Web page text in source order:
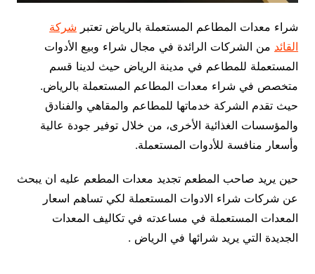
شراء معدات المطاعم المستعملة بالرياض تعتبر شركة
القائد من الشركات الرائدة في مجال شراء وبيع الأدوات
المستعملة للمطاعم في مدينة الرياض حيث لدينا قسم
متخصص في شراء معدات المطاعم المستعملة بالرياض.
حيث تقدم الشركة خدماتها للمطاعم والمقاهي والفنادق
والمؤسسات الغذائية الأخرى، من خلال توفير جودة عالية
وأسعار منافسة للأدوات المستعملة.
حين يريد صاحب المطعم تجديد معدات المطعم عليه ان يبحث
عن شركات شراء الادوات المستعملة لكي تساهم اسعار
المعدات المستعملة في مساعدته في تكاليف المعدات
الجديدة التي يريد شرائها في الرياض .